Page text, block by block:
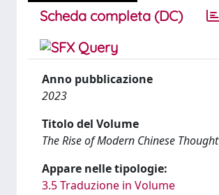
Scheda completa (DC)
Anno pubblicazione
2023
Titolo del Volume
The Rise of Modern Chinese Thought
Appare nelle tipologie:
3.5 Traduzione in Volume